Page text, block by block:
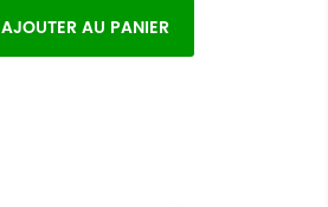
AJOUTER AU PANIER